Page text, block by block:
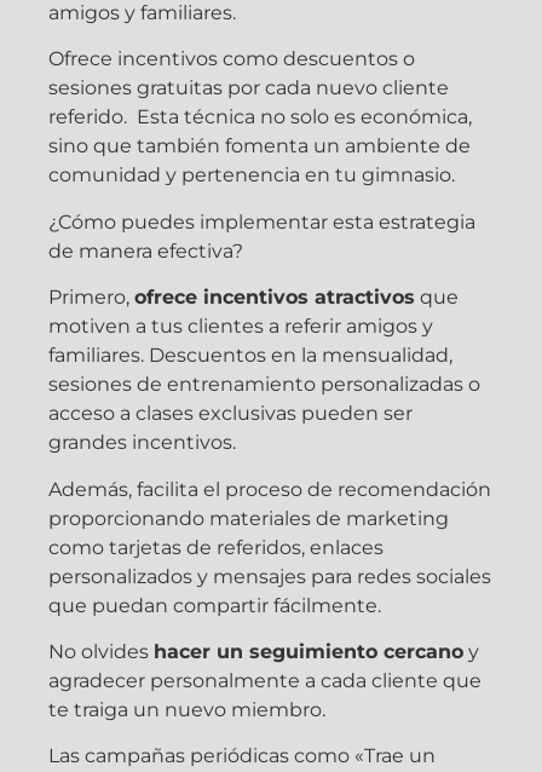
amigos y familiares.
Ofrece incentivos como descuentos o
sesiones gratuitas por cada nuevo cliente
referido. Esta técnica no solo es económica,
sino que también fomenta un ambiente de
comunidad y pertenencia en tu gimnasio.
¿Cómo puedes implementar esta estrategia
de manera efectiva?
Primero, ofrece incentivos atractivos que
motiven a tus clientes a referir amigos y
familiares. Descuentos en la mensualidad,
sesiones de entrenamiento personalizadas o
acceso a clases exclusivas pueden ser
grandes incentivos.
Además, facilita el proceso de recomendación
proporcionando materiales de marketing
como tarjetas de referidos, enlaces
personalizados y mensajes para redes sociales
que puedan compartir fácilmente.
No olvides hacer un seguimiento cercano y
agradecer personalmente a cada cliente que
te traiga un nuevo miembro.
Las campañas periódicas como «Trae un